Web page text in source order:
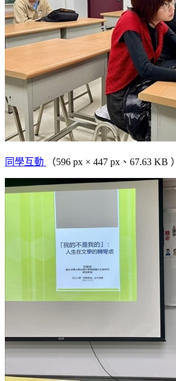
同學互動 （596 px × 447 px、67.63 KB ）